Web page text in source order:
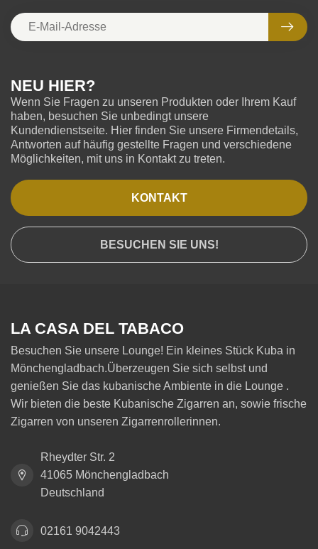
NEU HIER?
Wenn Sie Fragen zu unseren Produkten oder Ihrem Kauf
haben, besuchen Sie unbedingt unsere
Kundendienstseite. Hier finden Sie unsere Firmendetails,
Antworten auf häufig gestellte Fragen und verschiedene
Möglichkeiten, mit uns in Kontakt zu treten.
KONTAKT
BESUCHEN SIE UNS!
LA CASA DEL TABACO
Besuchen Sie unsere Lounge! Ein kleines Stück Kuba in
Mönchengladbach.Überzeugen Sie sich selbst und
genießen Sie das kubanische Ambiente in die Lounge .
Wir bieten die beste Kubanische Zigarren an, sowie frische
Zigarren von unseren Zigarrenrollerinnen.
Rheydter Str. 2
41065 Mönchengladbach
Deutschland
02161 9042443